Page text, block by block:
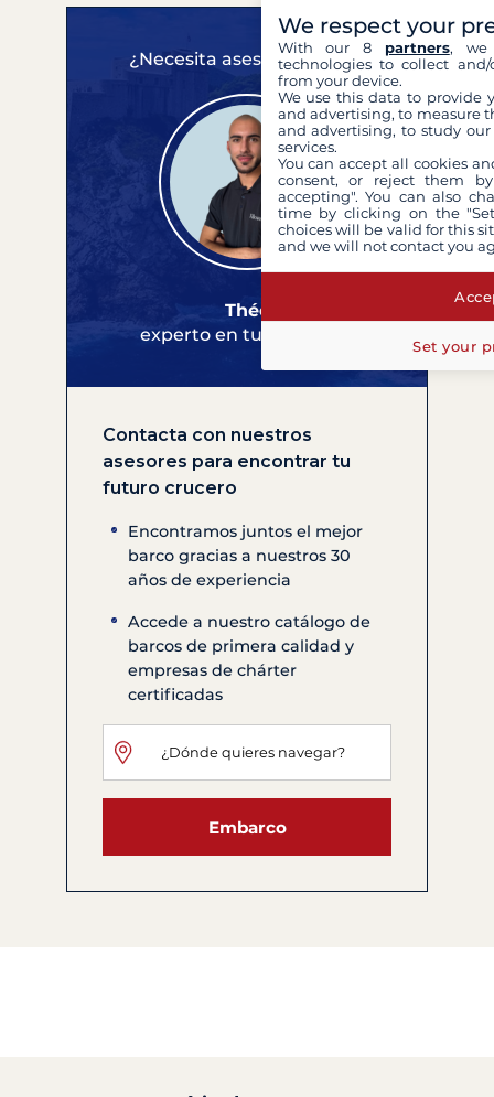
¿Necesita asesoramiento?
Théo
experto en tus cruceros
Contacta con nuestros
asesores para encontrar tu
futuro crucero
Encontramos juntos el mejor
barco gracias a nuestros 30
años de experiencia
Accede a nuestro catálogo de
barcos de primera calidad y
empresas de chárter
certificadas
Embarco
We respect your
With our 8 partners, we
technologies to collect
from your device.
We use this data to provide
and advertising, to measure
and advertising, to study
services.
You can accept all cookies
consent, or reject them
accepting". You can also
time by clicking on the
choices will be valid for this
and we will not contact you
Set your